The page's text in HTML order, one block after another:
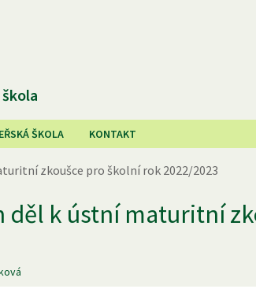
ŠKOLA KONTAKT
zkoušce pro školní rok 2022/2023
k ústní maturitní